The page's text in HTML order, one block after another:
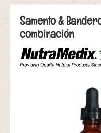
Samento &
combinación
Omitir galería de imágenes